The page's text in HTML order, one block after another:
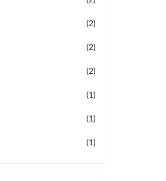
(2)
(2)
(2)
(1)
(1)
(1)